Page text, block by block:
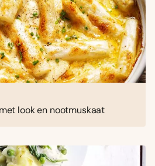
look en nootmuskaat